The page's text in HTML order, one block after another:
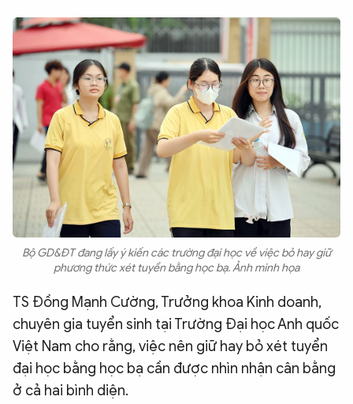
Infographic
Chuyên trangAn ninh thế giớiVăn nghệ Công an
Chuyên đề
Bộ GD&ĐT đang lấy ý kiến các trường đại học về việc bỏ hay giữ
phương thức xét tuyển bằng học bạ. Ảnh minh họa
TS Đồng Mạnh Cường, Trưởng khoa Kinh doanh,
chuyên gia tuyển sinh tại Trường Đại học Anh quốc
Việt Nam cho rằng, việc nên giữ hay bỏ xét tuyển
đại học bằng học bạ cần được nhìn nhận cân bằng
ở cả hai bình diện.